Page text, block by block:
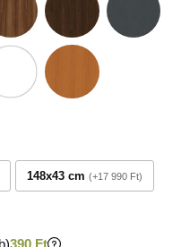
148x43 cm +17 990 Ft